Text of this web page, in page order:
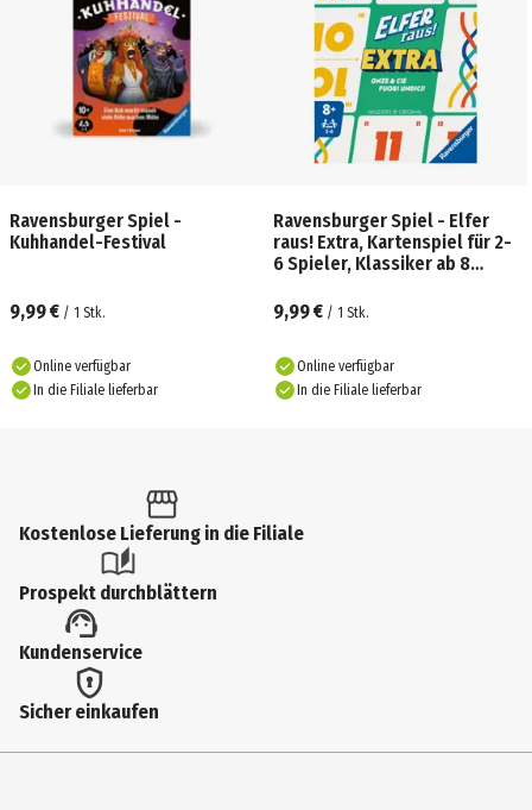
Ravensburger Spiel -
Kuhhandel-Festival
9,99 € / 1 Stk.
Online verfügbar
In die Filiale lieferbar
Ravensburger Spiel - Elfer
raus! Extra, Kartenspiel für 2-
6 Spieler, Klassiker ab 8
9,99 € / 1 Stk.
Online verfügbar
In die Filiale lieferbar
Kostenlose Lieferung in die Filiale
Prospekt durchblättern
Kundenservice
Sicher einkaufen